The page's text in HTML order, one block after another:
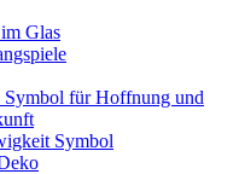
Glas
Symbol für Hoffnung und
Symbol